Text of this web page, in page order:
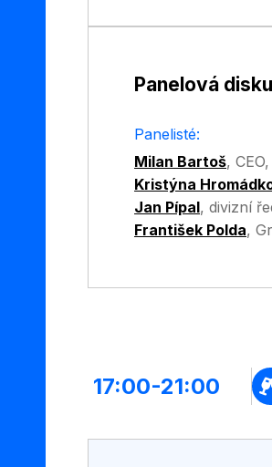
Panelová
Panelisté:
Milan Bartoš,
Kristýna
Jan Pípal, divizní
František Polda,
17:00-21:00